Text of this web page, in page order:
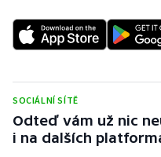
SOCIÁLNÍ SÍTĚ
Odteď vám už nic
i na dalších